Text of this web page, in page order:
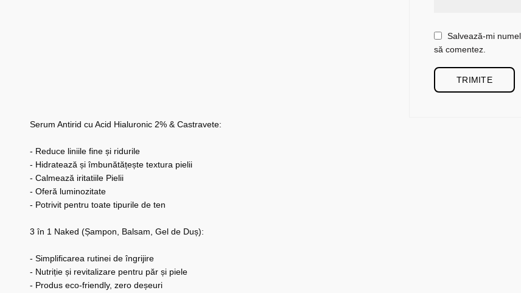
Salvează-mi
să comentez.
Serum Antirid cu Acid Hialuronic 2% & Castravete:
- Reduce liniile fine și ridurile
- Hidratează și îmbunătățește textura pielii
- Calmează iritatiile Pielii
- Oferă luminozitate
- Potrivit pentru toate tipurile de ten
3 în 1 Naked (Șampon, Balsam, Gel de Duș):
- Simplificarea rutinei de îngrijire
- Nutriție și revitalizare pentru păr și piele
- Produs eco-friendly, zero deșeuri